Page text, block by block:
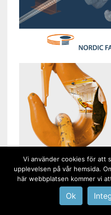
AKTUELLT
Vi använder cookies för att
upplevelsen på vår hemsida.
här webbplatsen kommer vi
Ok